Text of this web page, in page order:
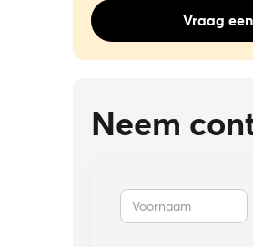
Vraag
Neem